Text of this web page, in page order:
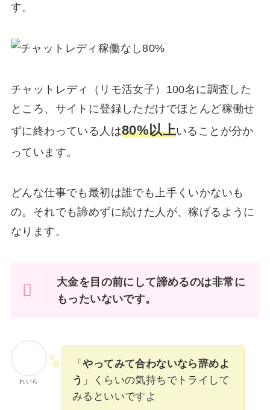
す。
チャットレディ（リモ活女子）100名に調査した
ところ、サイトに登録しただけでほとんど稼働せ
ずに終わっている人は80%以上いることが分か
っています。
どんな仕事でも最初は誰でも上手くいかないも
の。それでも諦めずに続けた人が、稼げるように
なります。
大金を目の前にして諦めるのは非常に
もったいないです。
れいら
「やってみて合わないなら辞めよ
う 」くらいの気持ちでトライして
みるといいですよ